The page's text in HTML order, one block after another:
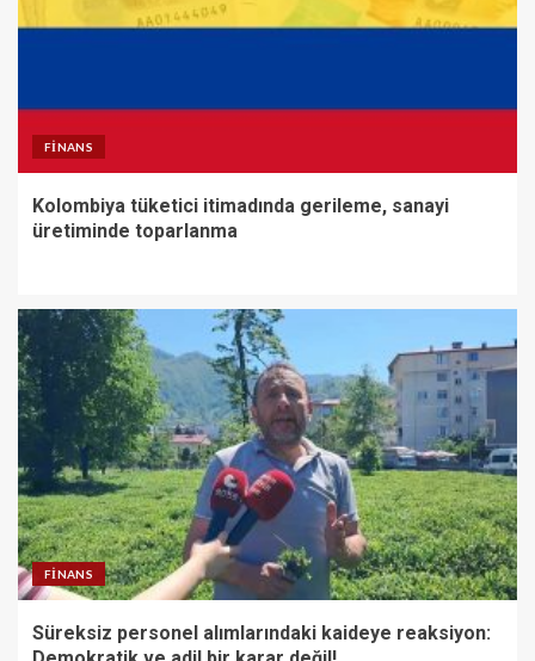
FINANS
Kolombiya tüketici itimadında gerileme, sanayi
üretiminde toparlanma
FINANS
Süreksiz personel alımlarındaki kaideye reaksiyon: